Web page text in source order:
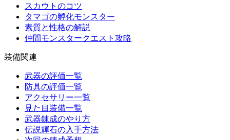
スカウトのコツ
タマゴの孵化モンスター
素質と性格の解説
仲間モンスタークエスト攻略
装備関連
武器の評価一覧
防具の評価一覧
アクセサリー一覧
見た目装備一覧
武器錬成のやり方
伝説輝石の入手方法